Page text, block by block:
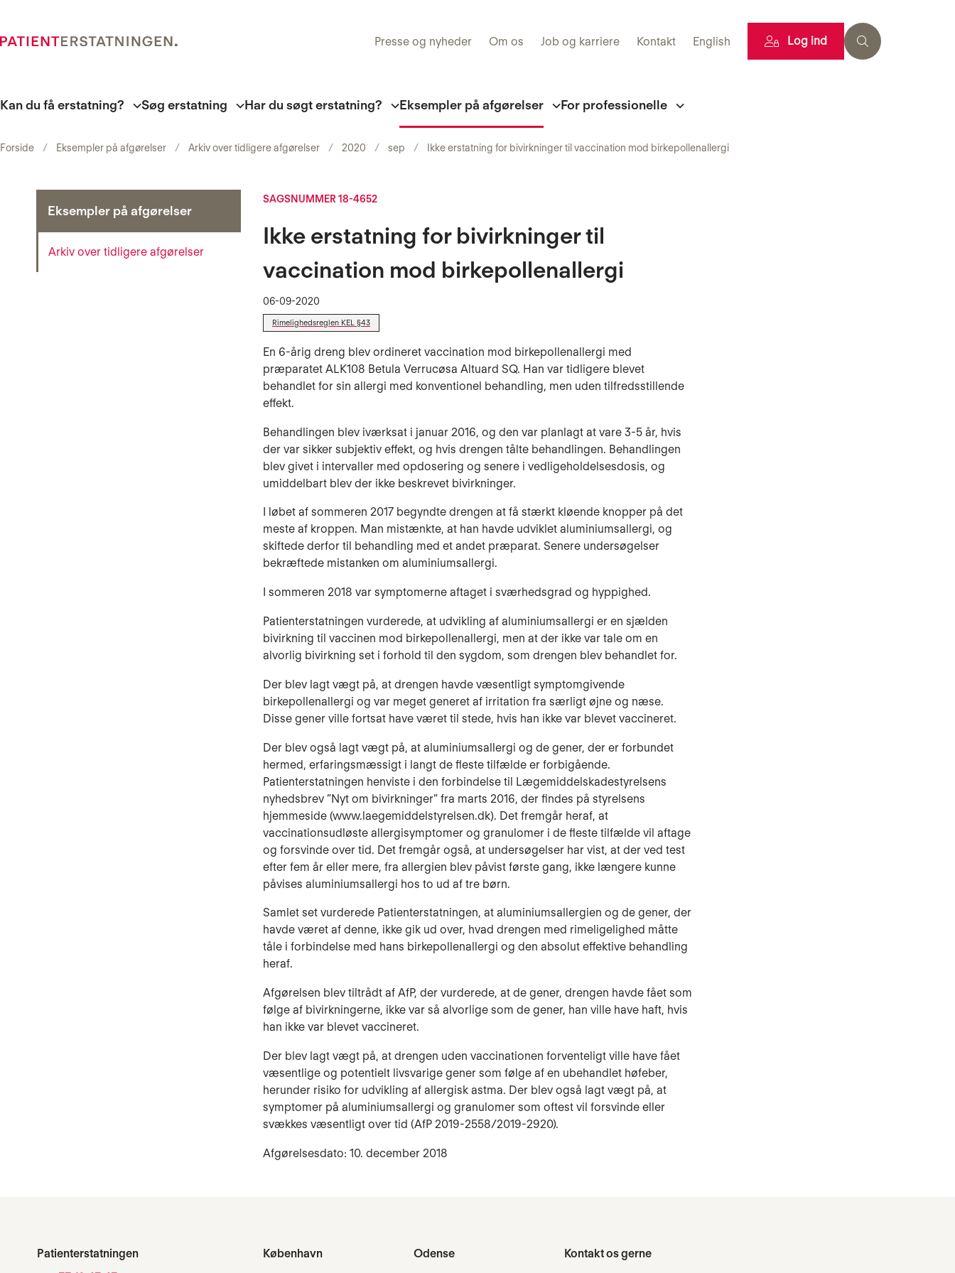
Presse og nyheder Om os Job og karriere Kontakt English Log ind
Kan du få erstatning? Søg erstatning Har du søgt erstatning? Eksempler på afgørelser For professionelle
Forside Eksempler på afgørelser Arkiv over tidligere afgørelser 2020 sep Ikke erstatning for bivirkninger til vaccination mod birkepollenallergi
Eksempler på afgørelser
Arkiv over tidligere afgørelser
SAGSNUMMER 18-4652
Ikke erstatning for bivirkninger til
vaccination mod birkepollenallergi
06-09-2020
Rimelighedsreglen KEL §43
En 6-årig dreng blev ordineret vaccination mod birkepollenallergi med
præparatet ALK108 Betula Verrucøsa Altuard SQ. Han var tidligere blevet
behandlet for sin allergi med konventionel behandling, men uden tilfredsstillende
effekt.
Behandlingen blev iværksat i januar 2016, og den var planlagt at vare 3-5 år, hvis
der var sikker subjektiv effekt, og hvis drengen tålte behandlingen. Behandlingen
blev givet i intervaller med opdosering og senere i vedligeholdelsesdosis, og
umiddelbart blev der ikke beskrevet bivirkninger.
I løbet af sommeren 2017 begyndte drengen at få stærkt kløende knopper på det
meste af kroppen. Man mistænkte, at han havde udviklet aluminiumsallergi, og
skiftede derfor til behandling med et andet præparat. Senere undersøgelser
bekræftede mistanken om aluminiumsallergi.
I sommeren 2018 var symptomerne aftaget i sværhedsgrad og hyppighed.
Patienterstatningen vurderede, at udvikling af aluminiumsallergi er en sjælden
bivirkning til vaccinen mod birkepollenallergi, men at der ikke var tale om en
alvorlig bivirkning set i forhold til den sygdom, som drengen blev behandlet for.
Der blev lagt vægt på, at drengen havde væsentligt symptomgivende
birkepollenallergi og var meget generet af irritation fra særligt øjne og næse.
Disse gener ville fortsat have været til stede, hvis han ikke var blevet vaccineret.
Der blev også lagt vægt på, at aluminiumsallergi og de gener, der er forbundet
hermed, erfaringsmæssigt i langt de fleste tilfælde er forbigående.
Patienterstatningen henviste i den forbindelse til Lægemiddelskadestyrelsens
nyhedsbrev ”Nyt om bivirkninger” fra marts 2016, der findes på styrelsens
hjemmeside (www.laegemiddelstyrelsen.dk). Det fremgår heraf, at
vaccinationsudløste allergisymptomer og granulomer i de fleste tilfælde vil aftage
og forsvinde over tid. Det fremgår også, at undersøgelser har vist, at der ved test
efter fem år eller mere, fra allergien blev påvist første gang, ikke længere kunne
påvises aluminiumsallergi hos to ud af tre børn.
Samlet set vurderede Patienterstatningen, at aluminiumsallergien og de gener, der
havde været af denne, ikke gik ud over, hvad drengen med rimeligelighed måtte
tåle i forbindelse med hans birkepollenallergi og den absolut effektive behandling
heraf.
Afgørelsen blev tiltrådt af AfP, der vurderede, at de gener, drengen havde fået som
følge af bivirkningerne, ikke var så alvorlige som de gener, han ville have haft, hvis
han ikke var blevet vaccineret.
Der blev lagt vægt på, at drengen uden vaccinationen forventeligt ville have fået
væsentlige og potentielt livsvarige gener som følge af en ubehandlet høfeber,
herunder risiko for udvikling af allergisk astma. Der blev også lagt vægt på, at
symptomer på aluminiumsallergi og granulomer som oftest vil forsvinde eller
svækkes væsentligt over tid (AfP 2019-2558/2019-2920).
Afgørelsesdato: 10. december 2018
Patienterstatningen
København
Odense
Kontakt os gerne